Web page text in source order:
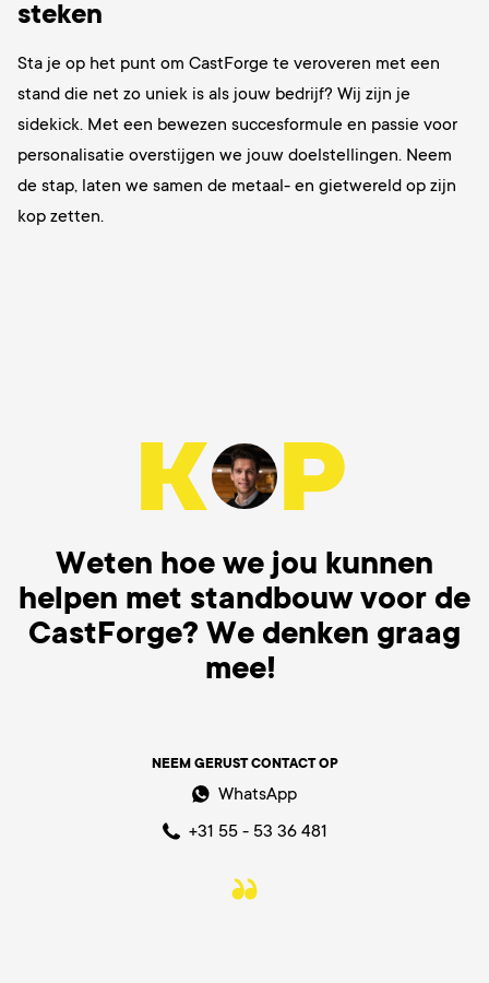
steken
Sta je op het punt om CastForge te veroveren met een
stand die net zo uniek is als jouw bedrijf? Wij zijn je
sidekick. Met een bewezen succesformule en passie voor
personalisatie overstijgen we jouw doelstellingen. Neem
de stap, laten we samen de metaal- en gietwereld op zijn
kop zetten.
Weten hoe we jou kunnen
helpen met standbouw voor de
CastForge? We denken graag
mee!
NEEM GERUST CONTACT OP
WhatsApp
+31 55 - 53 36 481